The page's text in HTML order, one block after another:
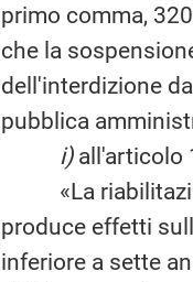
primo comma,
che la
dell'interdizione
pubblica
i)all'articolo
«La
produce effetti
inferiore a sette